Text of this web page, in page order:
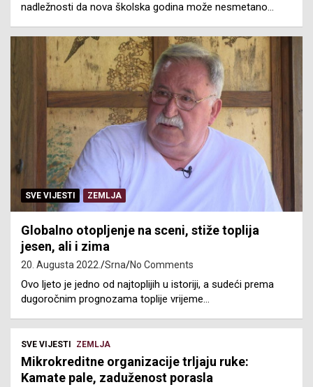
nadležnosti da nova školska godina može nesmetano…
SVE VIJESTI ZEMLJA
Globalno otopljenje na sceni, stiže toplija
jesen, ali i zima
20. Augusta 2022. Srna No Comments
Ovo ljeto je jedno od najtoplijih u istoriji, a sudeći prema
dugoročnim prognozama toplije vrijeme…
SVE VIJESTI ZEMLJA
Mikrokreditne organizacije trljaju ruke:
Kamate pale, zaduženost porasla